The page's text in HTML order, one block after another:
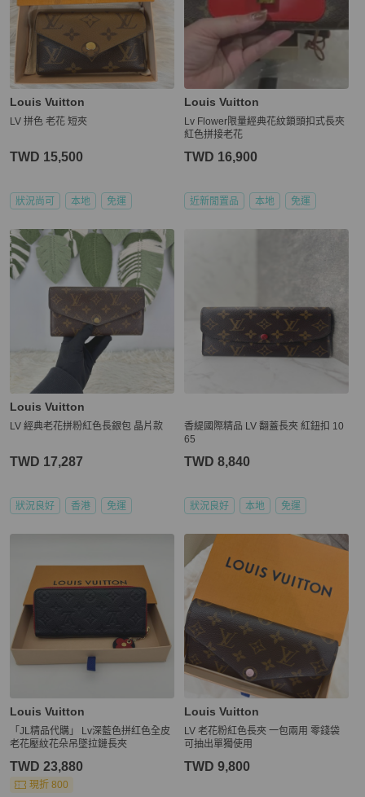
Louis Vuitton
LV 拼色 老花 短夾
TWD 15,500
狀況尚可 本地 免運
Louis Vuitton
Lv Flower限量經典花紋鎖頭扣式長夾
紅色拼接老花
TWD 16,900
近新閒置品 本地 免運
Louis Vuitton
LV 經典老花拼粉紅色長銀包 晶片款
TWD 17,287
狀況良好 香港 免運
香緹國際精品 LV 翻蓋長夾 紅鈕扣 10
65
TWD 8,840
狀況良好 本地 免運
Louis Vuitton
「JL精品代購」 Lv深藍色拼红色全皮
老花壓紋花朵吊墜拉鏈長夾
TWD 23,880
現折 800
Louis Vuitton
LV 老花粉紅色長夾 一包兩用 零錢袋
可抽出單獨使用
TWD 9,800